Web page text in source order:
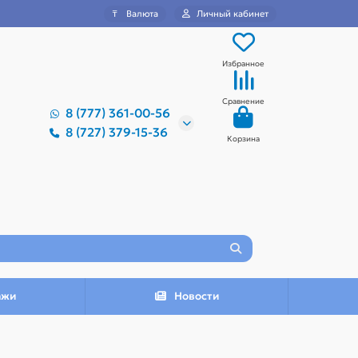
₸ Валюта Личный кабинет
8 (777) 361-00-56
8 (727) 379-15-36
Избранное
Сравнение
Корзина
Новости